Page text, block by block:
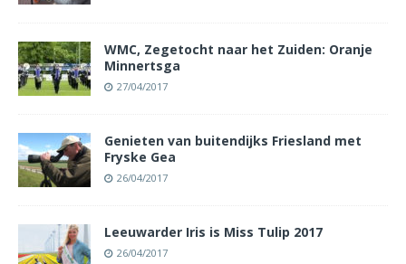
WMC, Zegetocht naar het Zuiden: Oranje
Minnertsga
27/04/2017
Genieten van buitendijks Friesland met
Fryske Gea
26/04/2017
Leeuwarder Iris is Miss Tulip 2017
26/04/2017